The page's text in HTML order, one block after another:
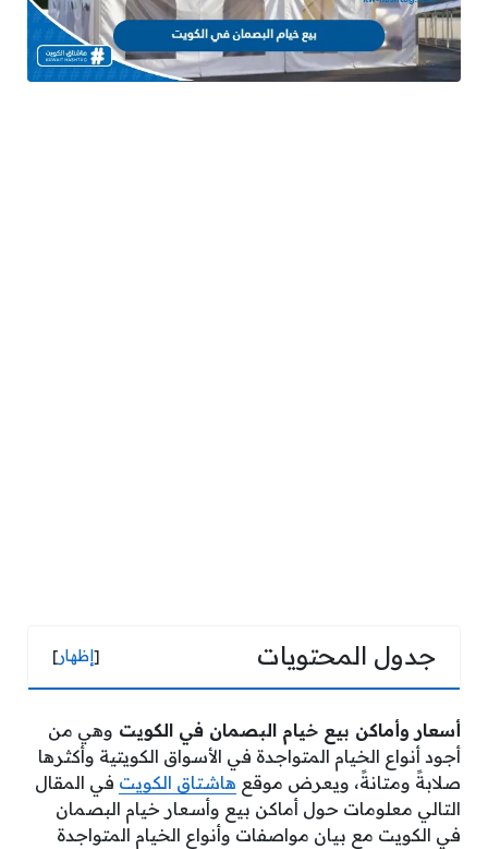
جدول المحتويات [إظهار]
أسعار وأماكن بيع خيام البصمان في الكويت وهي من
أجود أنواع الخيام المتواجدة في الأسواق الكويتية وأكثرها
صلابةً ومتانةً، ويعرض موقع هاشتاق الكويت في المقال
التالي معلومات حول أماكن بيع وأسعار خيام البصمان
في الكويت مع بيان مواصفات وأنواع الخيام المتواجدة